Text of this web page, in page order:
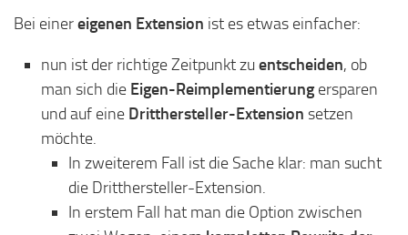
Bei einereigenen Extension ist es etwas einfacher:
nun ist der richtige Zeitpunkt zu entscheiden, ob
man sich die Eigen-Reimplementierung ersparen
und auf eine Dritthersteller-Extension setzen
möchte.
In zweiterem Fall ist die Sache klar: man sucht
die Dritthersteller-Extension.
In erstem Fall hat man die Option zwischen